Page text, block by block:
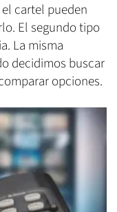
cartel pueden
El segundo tipo
La misma
decidimos buscar
opciones.